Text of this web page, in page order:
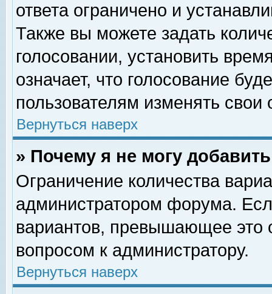
ответа ограничено и
Также вы можете задать
голосовании, установить
означает, что голосование
пользователям изменять свои
Вернуться наверх
» Почему я не могу
Ограничение количества
администратором форума.
вариантов, превышающее это
вопросом к администратору.
Вернуться наверх